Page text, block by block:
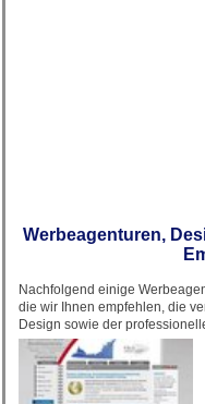
Werbeagenturen,
Nachfolgend einige
die wir Ihnen empfehlen, die
Design sowie der